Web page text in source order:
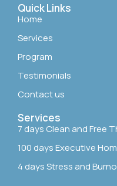
Quick Links
Home
Services
Program
Testimonials
Contact us
Services
7 days Clean and Free
100 days Executive
4 days Stress and